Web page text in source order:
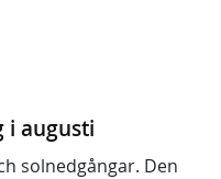
i augusti
solnedgångar. Den